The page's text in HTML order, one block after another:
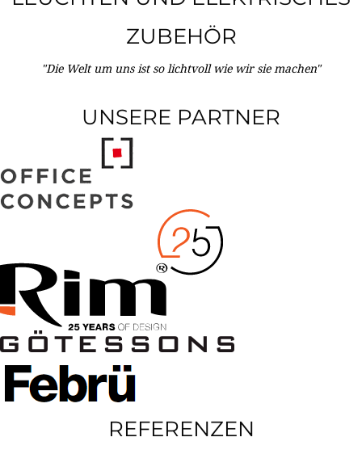
ZUBEHÖR
"Die Welt um uns ist so lichtvoll wie wir sie machen"
UNSERE PARTNER
REFERENZEN